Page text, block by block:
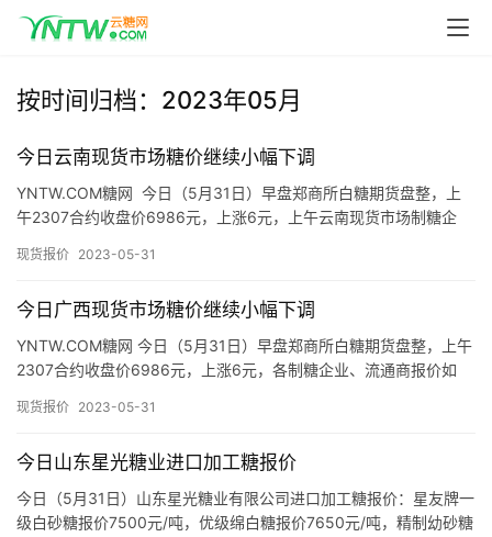
按时间归档：2023年05月
今日云南现货市场糖价继续小幅下调
YNTW.COM糖网 今日（5月31日）早盘郑商所白糖期货盘整，上
午2307合约收盘价6986元，上涨6元，上午云南现货市场制糖企
现货报价 2023-05-31
今日广西现货市场糖价继续小幅下调
YNTW.COM糖网 今日（5月31日）早盘郑商所白糖期货盘整，上午
2307合约收盘价6986元，上涨6元，各制糖企业、流通商报价如
现货报价 2023-05-31
今日山东星光糖业进口加工糖报价
今日（5月31日）山东星光糖业有限公司进口加工糖报价：星友牌一
级白砂糖报价7500元/吨，优级绵白糖报价7650元/吨，精制幼砂糖